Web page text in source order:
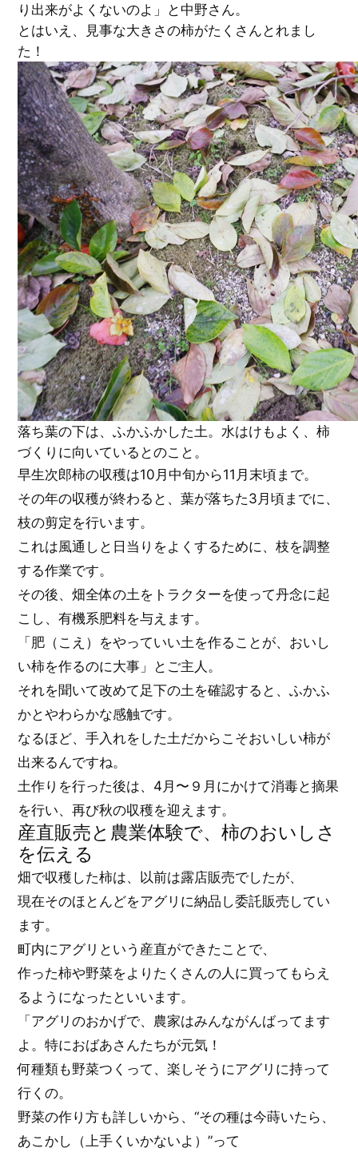
り出来がよくないのよ」と中野さん。
とはいえ、見事な大きさの柿がたくさんとれまし
た！
落ち葉の下は、ふかふかした土。水はけもよく、柿
づくりに向いているとのこと。
早生次郎柿の収穫は10月中旬から11月末頃まで。
その年の収穫が終わると、葉が落ちた3月頃までに、
枝の剪定を行います。
これは風通しと日当りをよくするために、枝を調整
する作業です。
その後、畑全体の土をトラクターを使って丹念に起
こし、有機系肥料を与えます。
「肥（こえ）をやっていい土を作ることが、おいし
い柿を作るのに大事」とご主人。
それを聞いて改めて足下の土を確認すると、ふかふ
かとやわらかな感触です。
なるほど、手入れをした土だからこそおいしい柿が
出来るんですね。
土作りを行った後は、4月〜９月にかけて消毒と摘果
を行い、再び秋の収穫を迎えます。
産直販売と農業体験で、柿のおいしさ
を伝える
畑で収穫した柿は、以前は露店販売でしたが、
現在そのほとんどをアグリに納品し委託販売してい
ます。
町内にアグリという産直ができたことで、
作った柿や野菜をよりたくさんの人に買ってもらえ
るようになったといいます。
「アグリのおかげで、農家はみんながんばってます
よ。特におばあさんたちが元気！
何種類も野菜つくって、楽しそうにアグリに持って
行くの。
野菜の作り方も詳しいから、“その種は今蒔いたら、
あこかし（上手くいかないよ）”って